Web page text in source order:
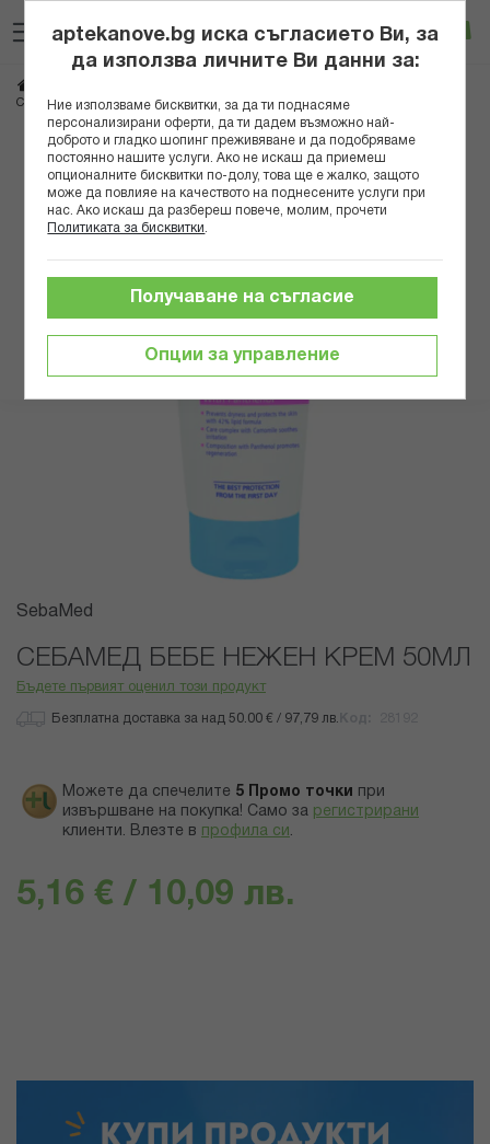
към
съдържанието
Вход
СЕБАМЕД БЕБЕ НЕЖЕН КРЕМ 50МЛ
Преминете
края
Преминете
началото
SebaMed
СЕБАМЕД БЕБЕ НЕЖЕН КРЕМ 50МЛ
Бъдете първият оценил този продукт
Безплатна доставка за над 50.00 € / 97,79 лв.
Можете да спечелите 5 Промо точки
при
извършване на покупка! Само за регистрирани
клиенти. Влезте в профила си .
5,16 € / 10,09 лв.
aptekanove.bg иска съгласието Ви, за
да използва личните Ви данни за:
Ние използваме бисквитки, за да ти поднасяме
персонализирани оферти, да ти дадем възможно най-
доброто и гладко шопинг преживяване и да подобряваме
постоянно нашите услуги. Ако не искаш да приемеш
опционалните бисквитки по-долу, това ще е жалко, защото
може да повлияе на качеството на поднесените услуги при
нас. Ако искаш да разбереш повече, молим, прочети
Политиката за бисквитки
Опции за управление
Получаване на съгласие